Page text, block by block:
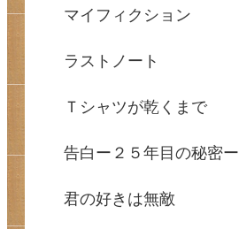
マイフィクション
ラストノート
Ｔシャツが乾くまで
告白ー２５年目の秘密ー
君の好きは無敵